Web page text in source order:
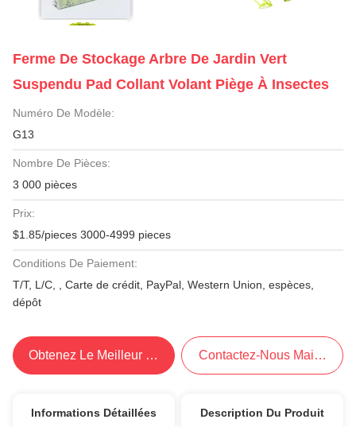
Ferme De Stockage Arbre De Jardin Vert
Suspendu Pad Collant Volant Piège À Insectes
Numéro De Modèle:
G13
Nombre De Pièces:
3 000 pièces
Prix:
$1.85/pieces 3000-4999 pieces
Conditions De Paiement:
T/T, L/C, , Carte de crédit, PayPal, Western Union, espèces,
dépôt
Obtenez Le Meilleur Prix Contactez-Nous Maintenant
Informations Détaillées Description Du Produit